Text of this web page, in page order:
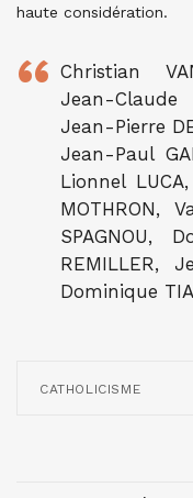
haute considération.
Christian
Jean-Claude
Jean-Pierre
Jean-Paul
Lionnel
MOTHRON,
SPAGNOU,
REMILLER,
Dominique
CATHOLICISME